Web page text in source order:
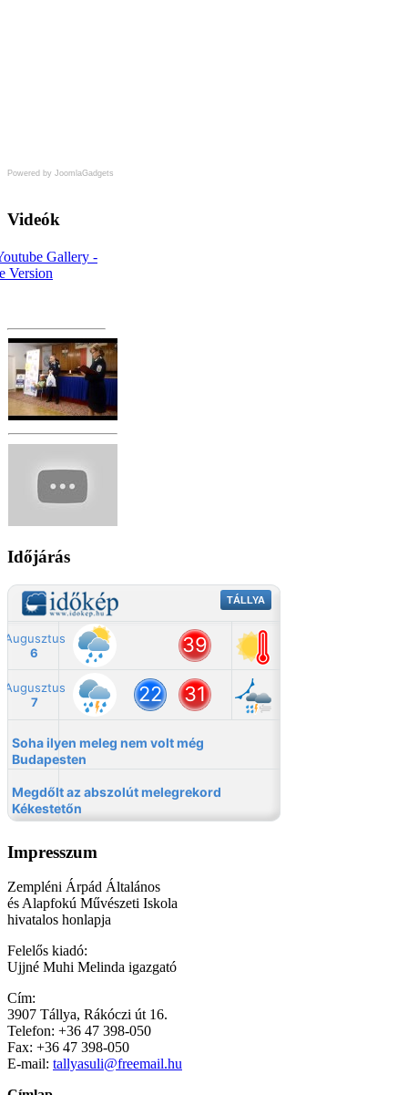
Powered by JoomlaGadgets
Videók
Időjárás
Impresszum
Zempléni Árpád Általános
és Alapfokú Művészeti Iskola
hivatalos honlapja
Felelős kiadó:
Ujjné Muhi Melinda igazgató
Cím:
3907 Tállya, Rákóczi út 16.
Telefon: +36 47 398-050
Fax: +36 47 398-050
E-mail: tallyasuli@freemail.hu